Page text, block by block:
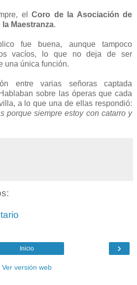
el Coro de la Asociación de
Maestranza.
fue buena, aunque tampoco
vacíos, lo que no deja de ser
una única función.
entre varias señoras captada
sobre las óperas que cada
a lo que una de ellas respondió:
porque siempre estoy con catarro y
›
Inicio
Ver versión web